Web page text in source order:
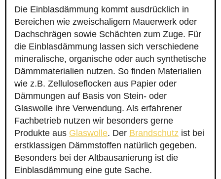
Die Einblasdämmung kommt ausdrücklich in
Bereichen wie zweischaligem Mauerwerk oder
Dachschrägen sowie Schächten zum Zuge. Für
die Einblasdämmung lassen sich verschiedene
mineralische, organische oder auch synthetische
Dämmmaterialien nutzen. So finden Materialien
wie z.B. Zelluloseflocken aus Papier oder
Dämmungen auf Basis von Stein- oder
Glaswolle ihre Verwendung. Als erfahrener
Fachbetrieb nutzen wir besonders gerne
Produkte aus Glaswolle. Der Brandschutz ist bei
erstklassigen Dämmstoffen natürlich gegeben.
Besonders bei der Altbausanierung ist die
Einblasdämmung eine gute Sache.